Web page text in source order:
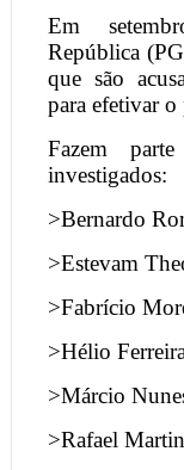
Em
República
que são
para efetivar
Fazem
investigados:
>Bernardo
>Estevam
>Fabrício
>Hélio
>Márcio
>Rafael